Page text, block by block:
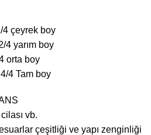
4 çeyrek boy
4 yarım boy
orta boy
4 Tam boy
vb.
çeşitliği ve yapı zenginliği